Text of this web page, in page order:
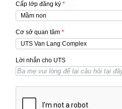
Cấp lớp đăng ký *
Cơ sở quan tâm *
Lời nhắn cho UTS